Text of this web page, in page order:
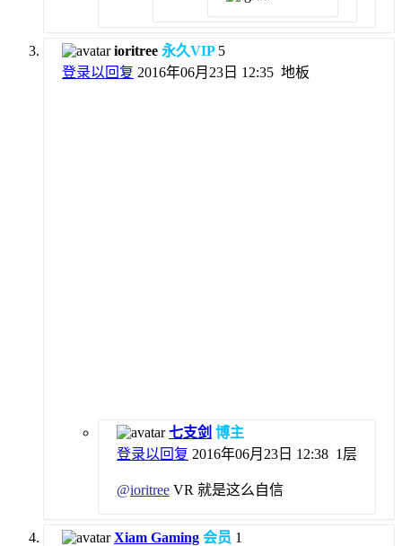
ioritree 永久VIP 5
登录以回复 2016年06月23日 12:35 地板
七支剑 博主
登录以回复 2016年06月23日 12:38 1层
@ioritree VR 就是这么自信
Xiam Gaming 会员 1